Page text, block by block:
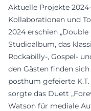
Aktuelle Projekte
Kollaborationen und
2024 erschien
Studioalbum, das
Rockabilly-, Gospel-
den Gästen finden
posthum gefeierte
sorgte das Duett
Watson für mediale